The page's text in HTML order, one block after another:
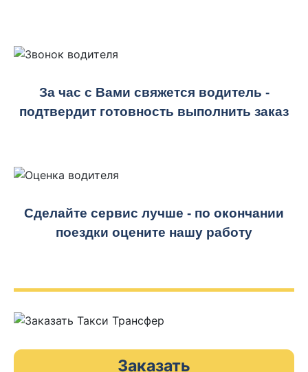
За час с Вами свяжется водитель -
подтвердит готовность выполнить заказ
Сделайте сервис лучше - по окончании
поездки оцените нашу работу
Заказать